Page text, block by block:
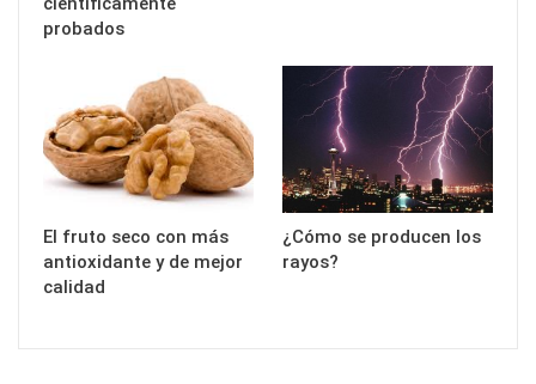
probados
El fruto seco con más
antioxidante y de mejor
calidad
¿Cómo se producen los
rayos?